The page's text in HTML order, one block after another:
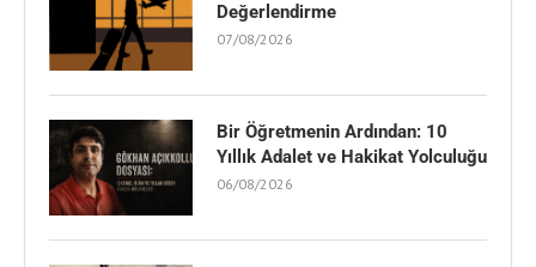
Değerlendirme
07/08/2026
Bir Öğretmenin Ardından: 10
Yıllık Adalet ve Hakikat Yolculuğu
06/08/2026